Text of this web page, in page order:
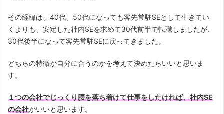
その経緯は、40代、50代になっても客先常駐SEとして生きてい
くよりも、安定した社内SEを求めて30代前半で転職しましたが、
30代後半になって客先常駐SEに戻ってきました。
どちらの特徴が自分に合うのかを考えて決めたらいいと思いま
す。
１つの会社でじっくり腰を落ち着けて仕事をしたければ、社内SE
の会社がいいと思います。